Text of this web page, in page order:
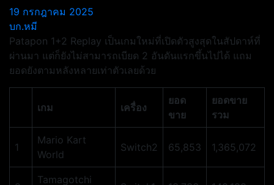
19 กรกฎาคม 2025
บก.หมี
Patapon 1+2 Replay เป็นเกมใหม่ที่เปิดตัวสูงสุดในสัปดาห์ที่
ผ่านมา แต่ก็ยังไม่สามารถเบียด 2 อันดันแรกขึ้นไปได้ แถม
ยอดยังตามหลังหลายเท่าตัวเลยด้วย
เกม เครื่อง
ยอด
ขาย
ยอดขาย
รวม
1
Mario Kart
World
Switch2 65,853 1,365,072
Tamagotchi